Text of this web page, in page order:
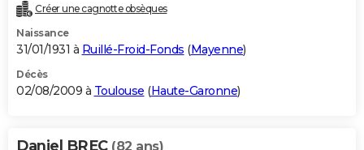
Créer une cagnotte obsèques
Naissance
31/01/1931 à Ruillé-Froid-Fonds (Mayenne)
Décès
02/08/2009 à Toulouse (Haute-Garonne)
Daniel BREC (82 ans)